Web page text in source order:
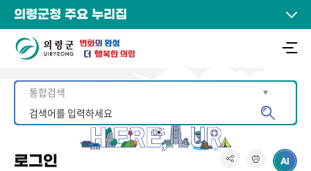
의령군청 주요 누리집
로그인